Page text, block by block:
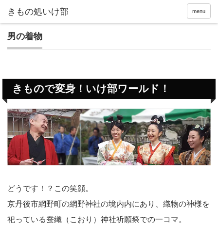
menu
男の着物
きもので変身！いけ部ワールド！
どうです！？この笑顔。
京丹後市網野町の網野神社の境内内にあり、織物の神様を
祀っている蚕織（こおり）神社祈願祭での一コマ。